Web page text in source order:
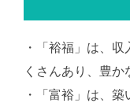
・「裕福」は、
くさんあり、豊
・「富裕」は、